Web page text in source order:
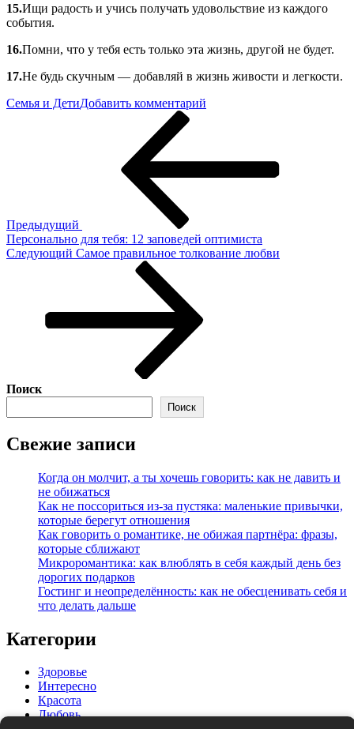
15.Ищи радость и учись получать удовольствие из каждого
события.
16.Помни, что у тебя есть только эта жизнь, другой не будет.
17.Не будь скучным — добавляй в жизнь живости и легкости.
Семья и ДетиДобавить комментарий
сыну
Предыдущий
Персонально для тебя: 12 заповедей оптимиста
Следующая
Следующий Самое правильное толкование любви
Поиск
Поиск
Свежие записи
Когда он молчит, а ты хочешь говорить: как не давить и
не обижаться
Как не поссориться из‑за пустяка: маленькие привычки,
которые берегут отношения
Как говорить о романтике, не обижая партнёра: фразы,
которые сближают
Микроромантика: как влюблять в себя каждый день без
дорогих подарков
Гостинг и неопределённость: как не обесценивать себя и
что делать дальше
Категории
Здоровье
Интересно
Красота
Любовь